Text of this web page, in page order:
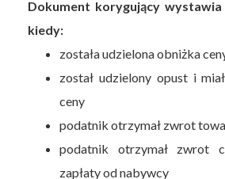
Dokument korygujący
kiedy:
została udzielona obniżka
został udzielony opust i
ceny
podatnik otrzymał zwrot
podatnik otrzymał zwrot
zapłaty od nabywcy